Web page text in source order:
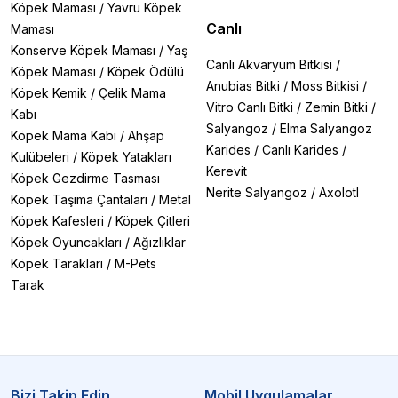
Köpek Maması / Yavru Köpek
Maması
Konserve Köpek Maması / Yaş
Köpek Maması / Köpek Ödülü
Köpek Kemik / Çelik Mama
Kabı
Köpek Mama Kabı / Ahşap
Kulübeleri / Köpek Yatakları
Köpek Gezdirme Tasması
Köpek Taşıma Çantaları / Metal
Köpek Kafesleri / Köpek Çitleri
Köpek Oyuncakları / Ağızlıklar
Köpek Tarakları / M-Pets
Tarak
Canlı
Canlı Akvaryum Bitkisi /
Anubias Bitki / Moss Bitkisi /
Vitro Canlı Bitki / Zemin Bitki /
Salyangoz / Elma Salyangoz
Karides / Canlı Karides /
Kerevit
Nerite Salyangoz / Axolotl